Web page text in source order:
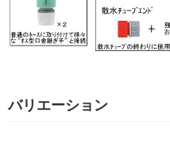
バリエーション